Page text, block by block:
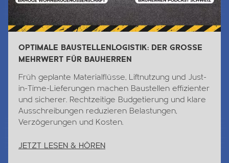
OPTIMALE BAUSTELLENLOGISTIK: DER GROSSE
MEHRWERT FÜR BAUHERREN
Früh geplante Materialflüsse, Liftnutzung und Just-
in-Time-Lieferungen machen Baustellen effizienter
und sicherer. Rechtzeitige Budgetierung und klare
Ausschreibungen reduzieren Belastungen,
Verzögerungen und Kosten.
JETZT LESEN & HÖREN